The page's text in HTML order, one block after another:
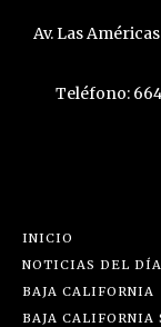
Av. Las
Teléfono:
INICIO
NOTICIAS DEL DÍA
BAJA CALIFORNIA
BAJA CALIFORNIA